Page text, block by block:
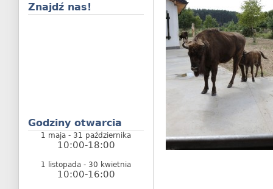
Znajdź nas!
Godziny otwarcia
1 maja - 31 października
10:00-18:00
1 listopada - 30 kwietnia
10:00-16:00